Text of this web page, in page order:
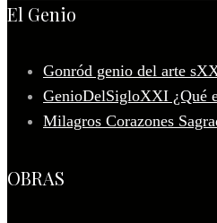
El Genio
Gonród genio del arte
GenioDelSigloXXI ¿Qué
Milagros Corazones
OBRAS